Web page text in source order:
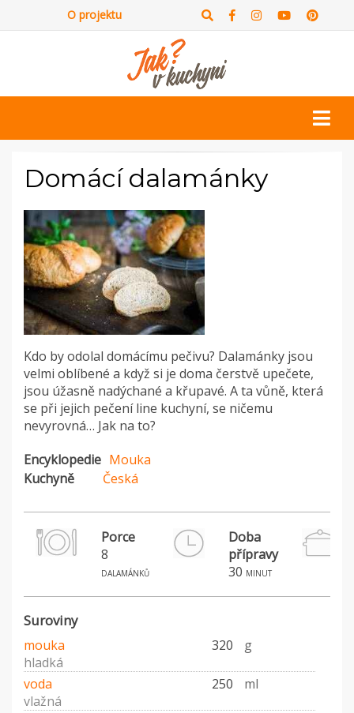
O projektu
Domácí dalamánky
Kdo by odolal domácímu pečivu? Dalamánky jsou
velmi oblíbené a když si je doma čerstvě upečete,
jsou úžasně nadýchané a křupavé. A ta vůně, která
se při jejich pečení line kuchyní, se ničemu
nevyrovná… Jak na to?
Encyklopedie Mouka
Kuchyně
Česká
Porce
8
dalamánků
Doba
přípravy
30 minut
Suroviny
mouka 320
g
hladká
voda
250
ml
vlažná